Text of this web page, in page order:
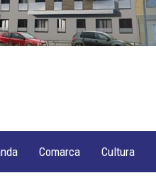
Comarca Cultura